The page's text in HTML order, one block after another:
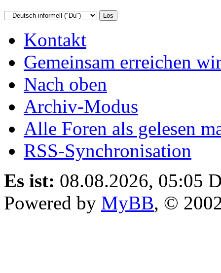
Kontakt
Gemeinsam erreichen
Nach oben
Archiv-Modus
Alle Foren als gelesen
RSS-Synchronisation
Es ist: 08.08.2026, 05:05
Powered by MyBB, ©